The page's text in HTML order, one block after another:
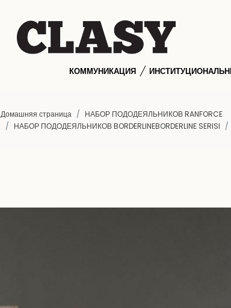
КОММУНИКАЦИЯ
Домашняя страница
НАБОР ПОДОДЕЯЛЬНИКОВ RANFORCE
НАБОР ПОДОДЕЯЛЬНИКОВ BORDERLINEBORDERLINE SERISI